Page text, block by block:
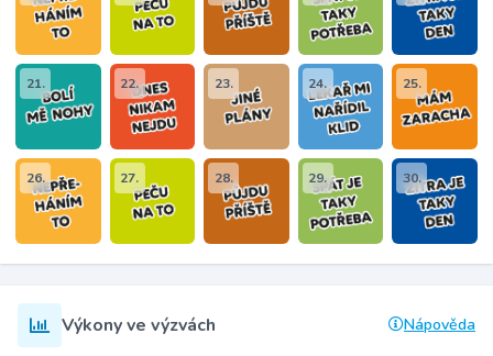
21. 22. 23. 24. 25.
26. 27. 28. 29. 30.
Výkony ve výzvách Nápověda